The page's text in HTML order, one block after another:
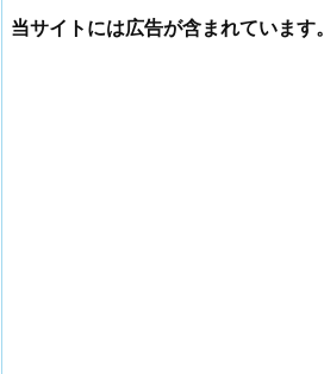
当サイトには広告が含まれています。